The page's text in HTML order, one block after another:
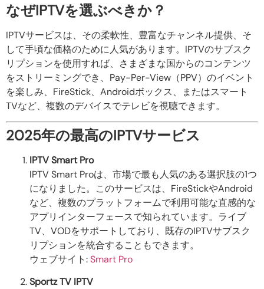
なぜIPTVを選ぶべきか？
IPTVサービスは、その柔軟性、豊富なチャンネル提供、そ
して手頃な価格のために人気があります。IPTVのサブスク
リプションを使用すれば、さまざまな国からのコンテンツ
をストリーミングでき、Pay-Per-View（PPV）のイベント
を楽しみ、FireStick、Androidボックス、またはスマート
TVなど、複数のデバイスでテレビを視聴できます。
2025年の最高のIPTVサービス
IPTV Smart Pro
IPTV Smart Proは、市場で最も人気のある選択肢の1つ
になりました。このサービスは、FireStickやAndroid
など、複数のプラットフォームで利用可能な直感的な
アプリインターフェースで知られています。ライブ
TV、VODをサポートしており、既存のIPTVサブスク
リプションを統合することもできます。
ウェブサイト:Smart Pro
Sportz TV IPTV